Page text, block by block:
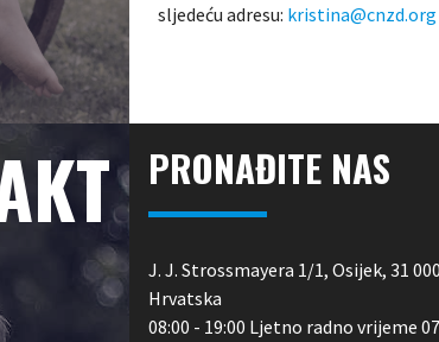
sljedeću adresu: kristina@cnzd.org
PRONAĐITE NAS
J. J. Strossmayera 1/1, Osijek, 31
Hrvatska
08:00 - 19:00 Ljetno radno vrijeme